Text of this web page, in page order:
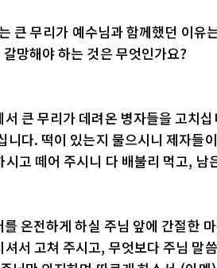
큰 무리가 예수님과 함께했던 이유
망해야 하는 것은 무엇인가요?
큰 무리가 데려온 병자들을 고치
니다. 떡이 있는지 물으시니 제자들
고 떼어 주시니 다 배불리 먹고, 남
온전하게 하실 주님 앞에 간절한
서 고쳐 주시고, 무엇보다 주님 말